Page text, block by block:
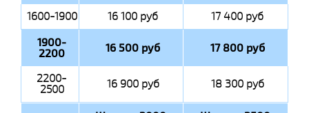
1600-1900 16 100 руб 17 400 руб
1900-
2200 16 500 руб 17 800 руб
2200-
2500 16 900 руб 18 300 руб